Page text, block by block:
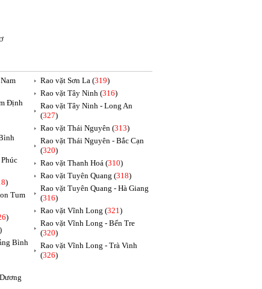
Định
)
Tum
)
)
Bình
Rao vặt Sơn La (319)
Rao vặt Tây Ninh (316)
Rao vặt Tây Ninh - Long An
(327)
Rao vặt Thái Nguyên (313)
Rao vặt Thái Nguyên - Bắc Cạn
(320)
Rao vặt Thanh Hoá (310)
Rao vặt Tuyên Quang (318)
Rao vặt Tuyên Quang - Hà Giang
(316)
Rao vặt Vĩnh Long (321)
Rao vặt Vĩnh Long - Bến Tre
(320)
Rao vặt Vĩnh Long - Trà Vinh
(326)